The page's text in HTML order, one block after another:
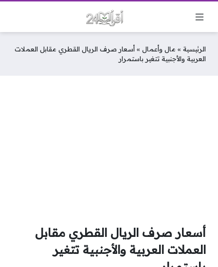
الرئيسية » مال وأعمال » أسعار صرف الريال القطري مقابل العملات
العربية والأجنبية تتغير باستمرار
أسعار صرف الريال القطري مقابل
العملات العربية والأجنبية تتغير